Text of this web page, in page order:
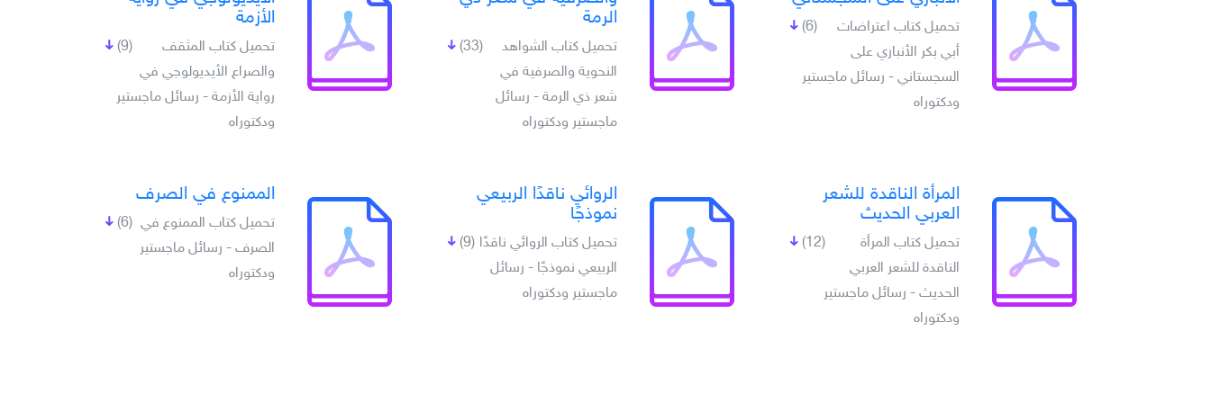
(6)
تحميل كتاب اعتراضات
أبي بكر الأنباري على
السجستاني - رسائل ماجستير
ودكتوراه
الرمة
(33)
تحميل كتاب الشواهد
النحوية والصرفية في
شعر ذي الرمة - رسائل
ماجستير ودكتوراه
الأزمة
(9)
تحميل كتاب المثقف
والصراع الأيديولوجي في
رواية الأزمة - رسائل ماجستير
ودكتوراه
المرأة الناقدة للشعر
العربي الحديث
(12)
تحميل كتاب المرأة
الناقدة للشعر العربي
الحديث - رسائل ماجستير
ودكتوراه
الروائي ناقدًا الربيعي
نموذجًا
(9) تحميل كتاب الروائي ناقدًا
الربيعي نموذجًا - رسائل
ماجستير ودكتوراه
الممنوع في الصرف
(6) تحميل كتاب الممنوع في
الصرف - رسائل ماجستير
ودكتوراه